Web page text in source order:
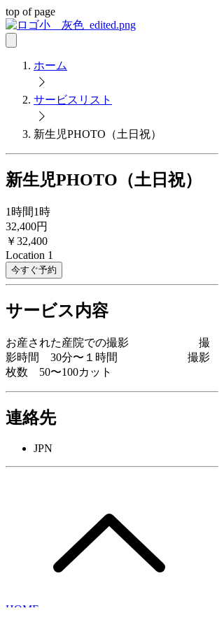
top of page
ホーム
サービスリスト
新生児PHOTO（土日祝）
新生児PHOTO（土日祝）
1時間1時
32,400円
￥32,400
Location 1
今すぐ予約
サービス内容
お産された産院での撮影 撮
影時間 30分〜１時間 撮影
枚数 50〜100カット
連絡先
JPN
HOME